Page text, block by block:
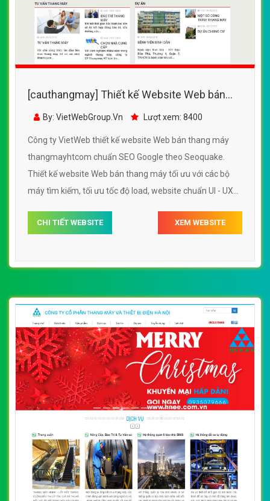
[cauthangmay] Thiết kế Website Web bán
thang máy - thangmayhtcom
By: VietWebGroup.Vn Lượt xem: 8400
Công ty VietWeb thiết kế website Web bán thang máy
thangmayhtcom chuẩn SEO Google theo Seoquake.
Thiết kế website Web bán thang máy tối ưu với các bộ
máy tìm kiếm, tối ưu tốc độ load, website chuẩn UI - UX
thang máy thangmayhtcom
CHI TIẾT WEBSITE XEM WEBSITE